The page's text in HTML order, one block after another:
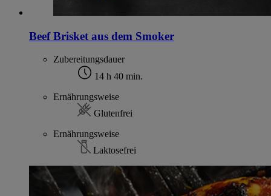
Beef Brisket aus dem Smoker
Zubereitungsdauer
14 h 40 min.
Ernährungsweise
Glutenfrei
Ernährungsweise
Laktosefrei